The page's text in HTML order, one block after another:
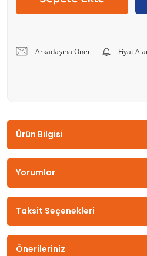
Arkadaşına Öner Fiyat
Ürün Bilgisi
Yorumlar
Taksit Seçenekleri
Önerileriniz